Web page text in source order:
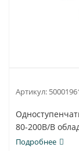
Артикул:
80-200B/B
Подробнее